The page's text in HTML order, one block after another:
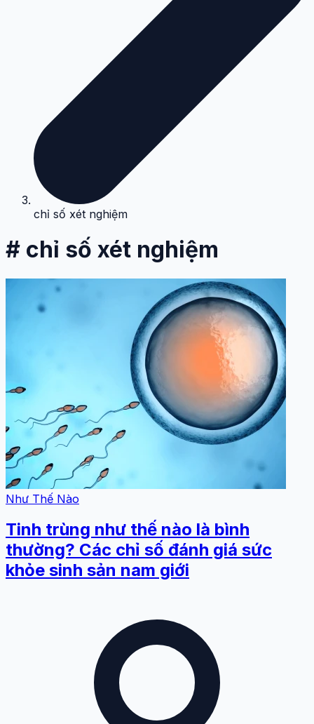
chỉ số xét nghiệm
# chỉ số xét nghiệm
Như Thế Nào
Tinh trùng như thế nào là bình
thường? Các chỉ số đánh giá sức
khỏe sinh sản nam giới